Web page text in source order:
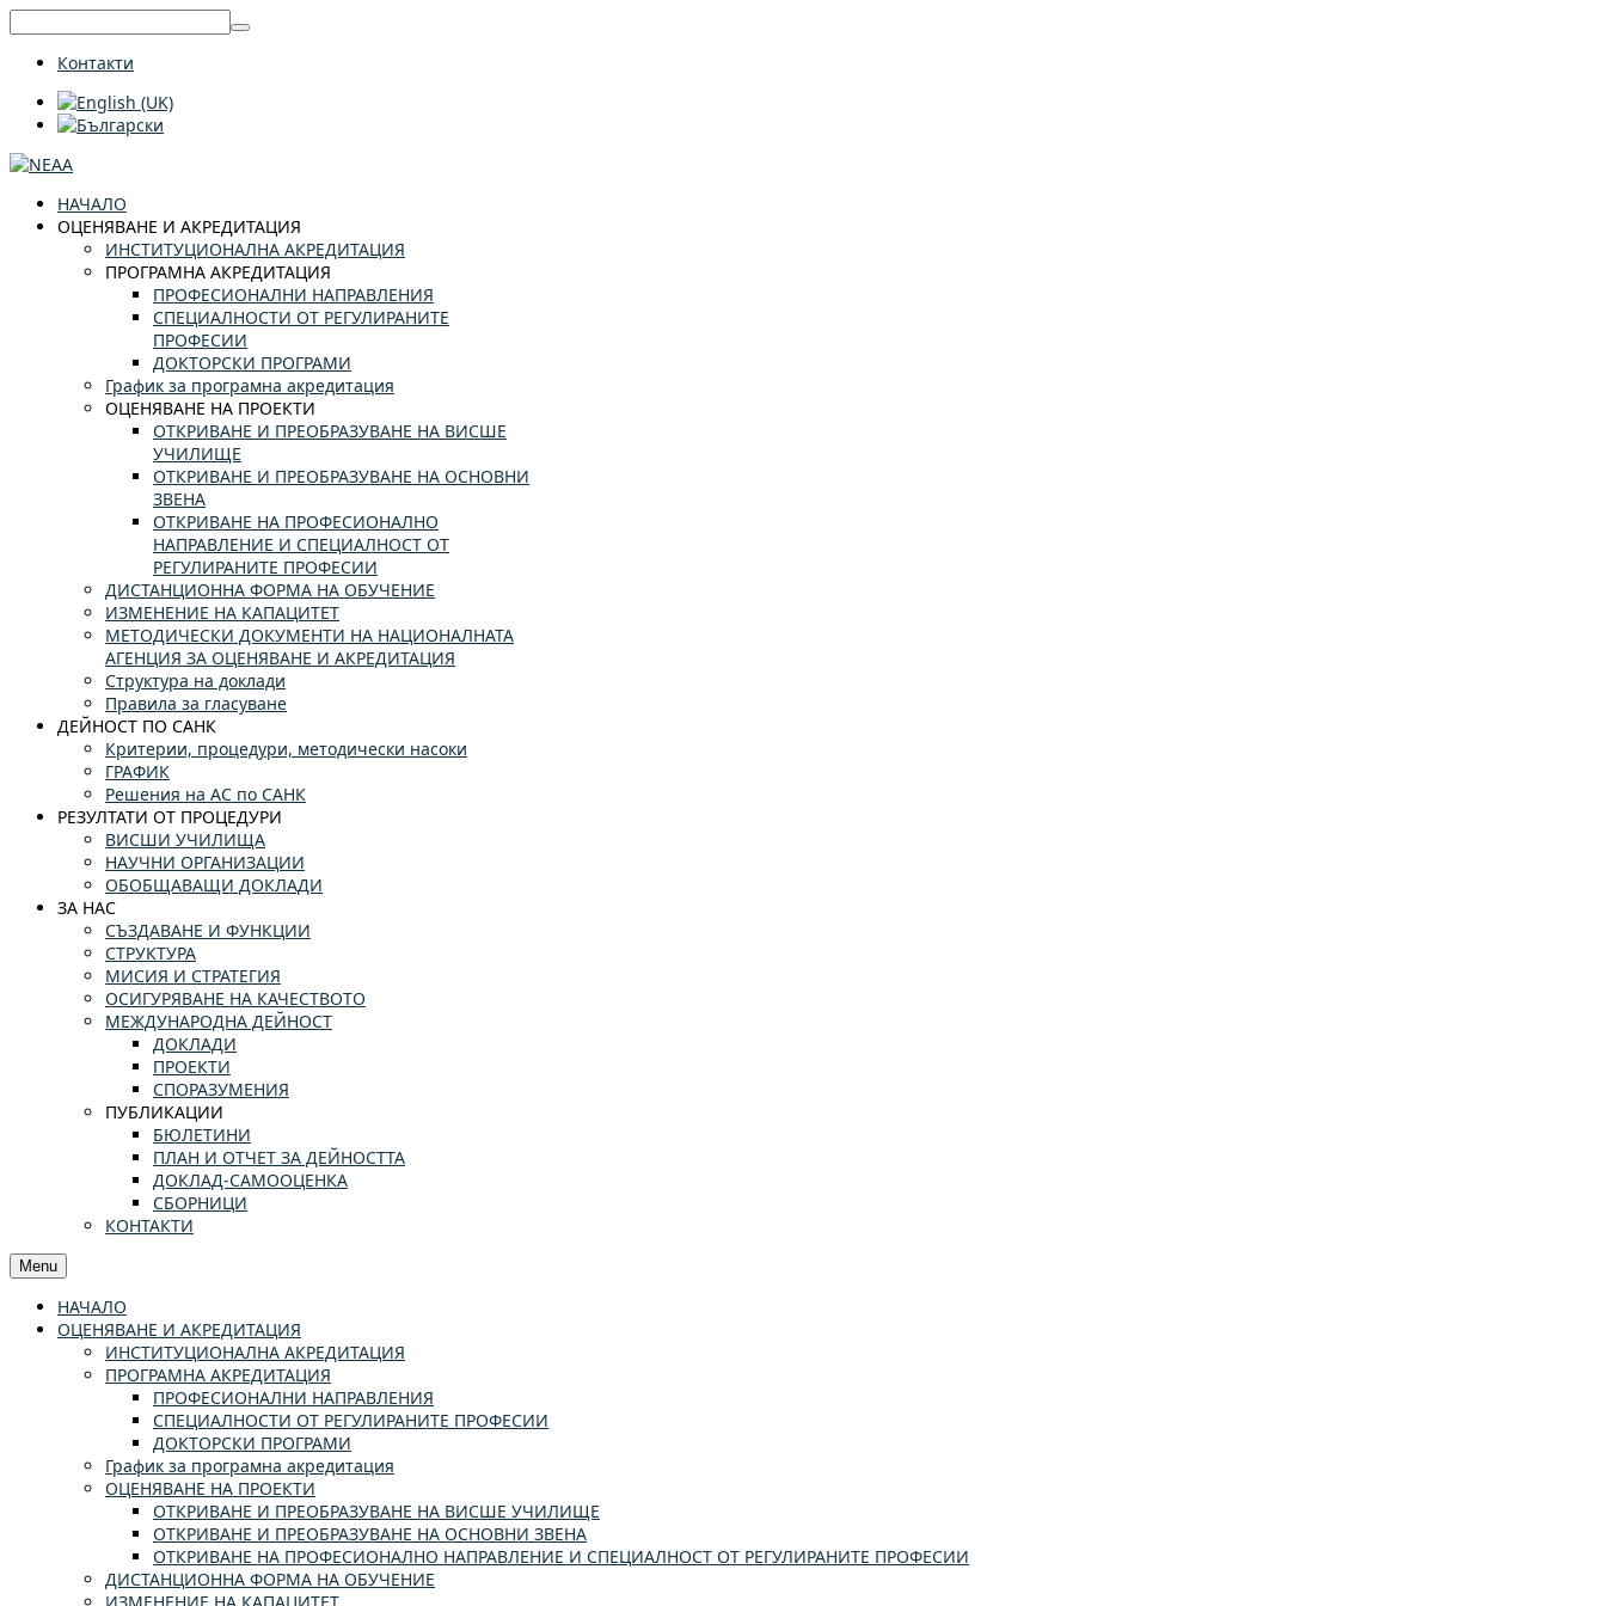
Контакти
НАЧАЛО
ОЦЕНЯВАНЕ И АКРЕДИТАЦИЯ
ИНСТИТУЦИОНАЛНА АКРЕДИТАЦИЯ
ПРОГРАМНА АКРЕДИТАЦИЯ
ПРОФЕСИОНАЛНИ НАПРАВЛЕНИЯ
СПЕЦИАЛНОСТИ ОТ РЕГУЛИРАНИТЕ
ПРОФЕСИИ
ДОКТОРСКИ ПРОГРАМИ
График за програмна акредитация
ОЦЕНЯВАНЕ НА ПРОЕКТИ
ОТКРИВАНЕ И ПРЕОБРАЗУВАНЕ НА ВИСШЕ
УЧИЛИЩЕ
ОТКРИВАНЕ И ПРЕОБРАЗУВАНЕ НА ОСНОВНИ
ЗВЕНА
ОТКРИВАНЕ НА ПРОФЕСИОНАЛНО
НАПРАВЛЕНИЕ И СПЕЦИАЛНОСТ ОТ
РЕГУЛИРАНИТЕ ПРОФЕСИИ
ДИСТАНЦИОННА ФОРМА НА ОБУЧЕНИЕ
ИЗМЕНЕНИЕ НА КАПАЦИТЕТ
МЕТОДИЧЕСКИ ДОКУМЕНТИ НА НАЦИОНАЛНАТА
АГЕНЦИЯ ЗА ОЦЕНЯВАНЕ И АКРЕДИТАЦИЯ
Структура на доклади
Правила за гласуване
ДЕЙНОСТ ПО САНК
Критерии, процедури, методически насоки
ГРАФИК
Решения на АС по САНК
РЕЗУЛТАТИ ОТ ПРОЦЕДУРИ
ВИСШИ УЧИЛИЩА
НАУЧНИ ОРГАНИЗАЦИИ
ОБОБЩАВАЩИ ДОКЛАДИ
ЗА НАС
СЪЗДАВАНЕ И ФУНКЦИИ
СТРУКТУРА
МИСИЯ И СТРАТЕГИЯ
ОСИГУРЯВАНЕ НА КАЧЕСТВОТО
МЕЖДУНАРОДНА ДЕЙНОСТ
ДОКЛАДИ
ПРОЕКТИ
СПОРАЗУМЕНИЯ
ПУБЛИКАЦИИ
БЮЛЕТИНИ
ПЛАН И ОТЧЕТ ЗА ДЕЙНОСТТА
ДОКЛАД-САМООЦЕНКА
СБОРНИЦИ
КОНТАКТИ
Menu
НАЧАЛО
ОЦЕНЯВАНЕ И АКРЕДИТАЦИЯ
ИНСТИТУЦИОНАЛНА АКРЕДИТАЦИЯ
ПРОГРАМНА АКРЕДИТАЦИЯ
ПРОФЕСИОНАЛНИ НАПРАВЛЕНИЯ
СПЕЦИАЛНОСТИ ОТ РЕГУЛИРАНИТЕ ПРОФЕСИИ
ДОКТОРСКИ ПРОГРАМИ
График за програмна акредитация
ОЦЕНЯВАНЕ НА ПРОЕКТИ
ОТКРИВАНЕ И ПРЕОБРАЗУВАНЕ НА ВИСШЕ УЧИЛИЩЕ
ОТКРИВАНЕ И ПРЕОБРАЗУВАНЕ НА ОСНОВНИ ЗВЕНА
ОТКРИВАНЕ НА ПРОФЕСИОНАЛНО НАПРАВЛЕНИЕ И СПЕЦИАЛНОСТ ОТ РЕГУЛИРАНИТЕ ПРОФЕСИИ
ДИСТАНЦИОННА ФОРМА НА ОБУЧЕНИЕ